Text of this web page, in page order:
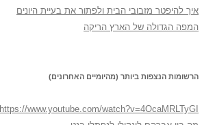
איך להיפטר מזבובי הבית ולפתור את בעיית היונים
המפה הגדולה של הארץ הריקה
הרשומות הנצפות ביותר (מהיומיים האחרונים)
https://www.youtube.com/watch?v=4OcaMRLTyGI